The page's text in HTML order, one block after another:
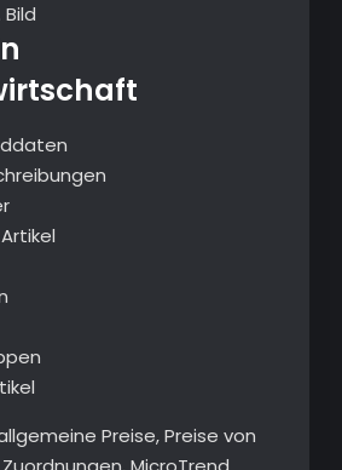
Preise, Preise von